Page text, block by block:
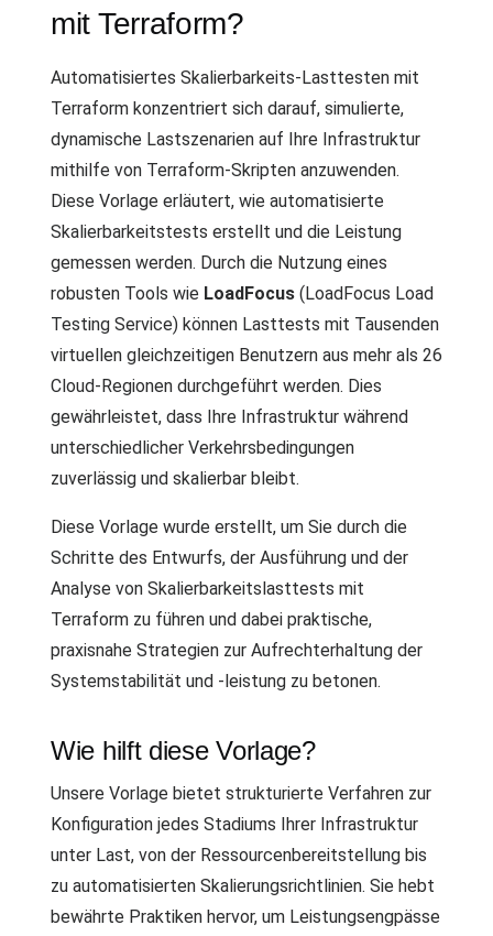
mit Terraform?
Automatisiertes Skalierbarkeits-Lasttesten mit
Terraform konzentriert sich darauf, simulierte,
dynamische Lastszenarien auf Ihre Infrastruktur
mithilfe von Terraform-Skripten anzuwenden.
Diese Vorlage erläutert, wie automatisierte
Skalierbarkeitstests erstellt und die Leistung
gemessen werden. Durch die Nutzung eines
robusten Tools wie LoadFocus (LoadFocus Load
Testing Service) können Lasttests mit Tausenden
virtuellen gleichzeitigen Benutzern aus mehr als 26
Cloud-Regionen durchgeführt werden. Dies
gewährleistet, dass Ihre Infrastruktur während
unterschiedlicher Verkehrsbedingungen
zuverlässig und skalierbar bleibt.
Diese Vorlage wurde erstellt, um Sie durch die
Schritte des Entwurfs, der Ausführung und der
Analyse von Skalierbarkeitslasttests mit
Terraform zu führen und dabei praktische,
praxisnahe Strategien zur Aufrechterhaltung der
Systemstabilität und -leistung zu betonen.
Wie hilft diese Vorlage?
Unsere Vorlage bietet strukturierte Verfahren zur
Konfiguration jedes Stadiums Ihrer Infrastruktur
unter Last, von der Ressourcenbereitstellung bis
zu automatisierten Skalierungsrichtlinien. Sie hebt
bewährte Praktiken hervor, um Leistungsengpässe